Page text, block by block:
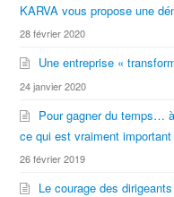
KARVA vous propose une
28 février 2020
Une entreprise «
24 janvier 2020
Pour gagner du temps…
ce qui est vraiment important
26 février 2019
Le courage des